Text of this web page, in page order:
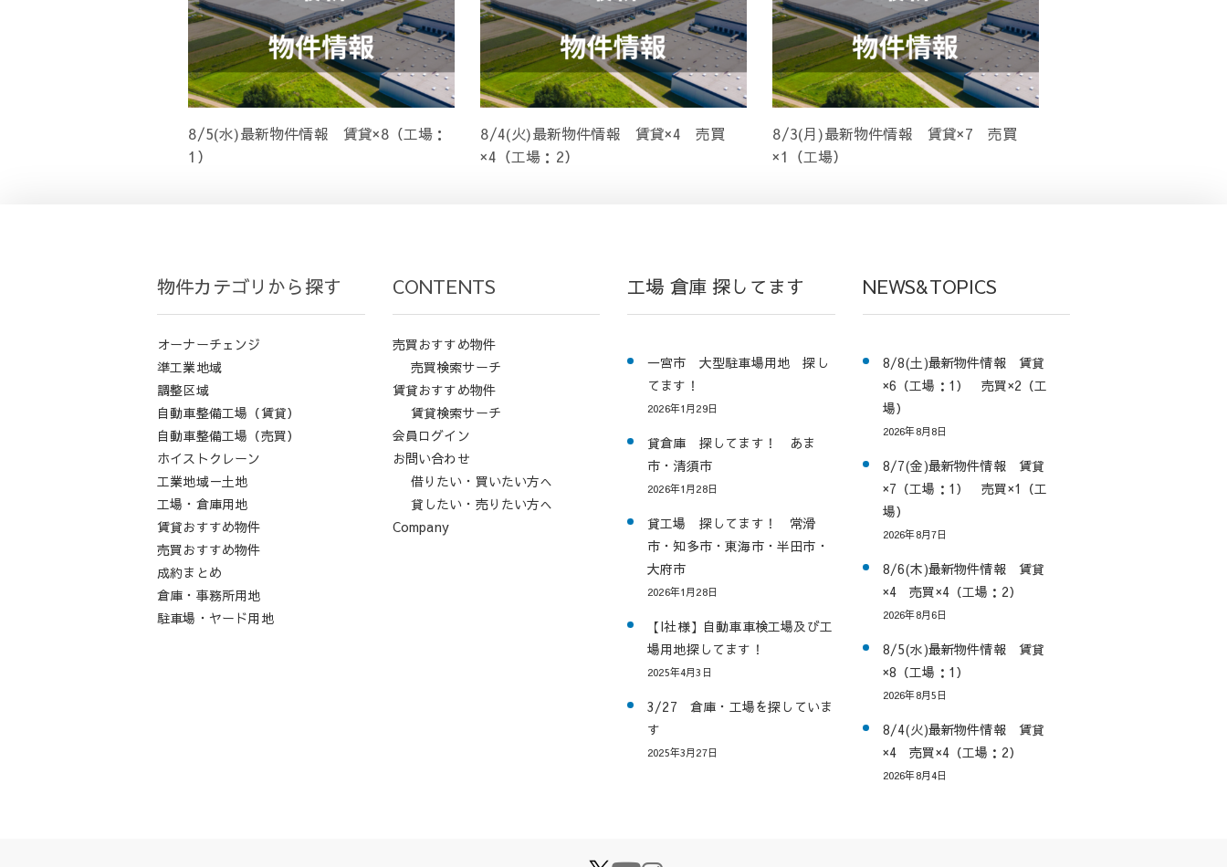
8/5(水)最新物件情報 賃貸×8（工場：
1）
8/4(火)最新物件情報 賃貸×4 売買
×4（工場：2）
8/3(月)最新物件情報 賃貸×7 売買
×1（工場）
物件カテゴリから探す
オーナーチェンジ
準工業地域
調整区域
自動車整備工場（賃貸）
自動車整備工場（売買）
ホイストクレーン
工業地域－土地
工場・倉庫用地
賃貸おすすめ物件
売買おすすめ物件
成約まとめ
倉庫・事務所用地
駐車場・ヤード用地
CONTENTS
売買おすすめ物件
売買検索サーチ
賃貸おすすめ物件
賃貸検索サーチ
会員ログイン
お問い合わせ
借りたい・買いたい方へ
貸したい・売りたい方へ
Company
工場 倉庫 探してます
一宮市 大型駐車場用地 探し
てます！
2026年1月29日
貸倉庫 探してます！ あま
市・清須市
2026年1月28日
貸工場 探してます！ 常滑
市・知多市・東海市・半田市・
大府市
2026年1月28日
【I社様】自動車車検工場及び工
場用地探してます！
2025年4月3日
3/27 倉庫・工場を探していま
す
2025年3月27日
NEWS&TOPICS
8/8(土)最新物件情報 賃貸
×6（工場：1） 売買×2（工
場）
2026年8月8日
8/7(金)最新物件情報 賃貸
×7（工場：1） 売買×1（工
場）
2026年8月7日
8/6(木)最新物件情報 賃貸
×4 売買×4（工場：2）
2026年8月6日
8/5(水)最新物件情報 賃貸
×8（工場：1）
2026年8月5日
8/4(火)最新物件情報 賃貸
×4 売買×4（工場：2）
2026年8月4日
X